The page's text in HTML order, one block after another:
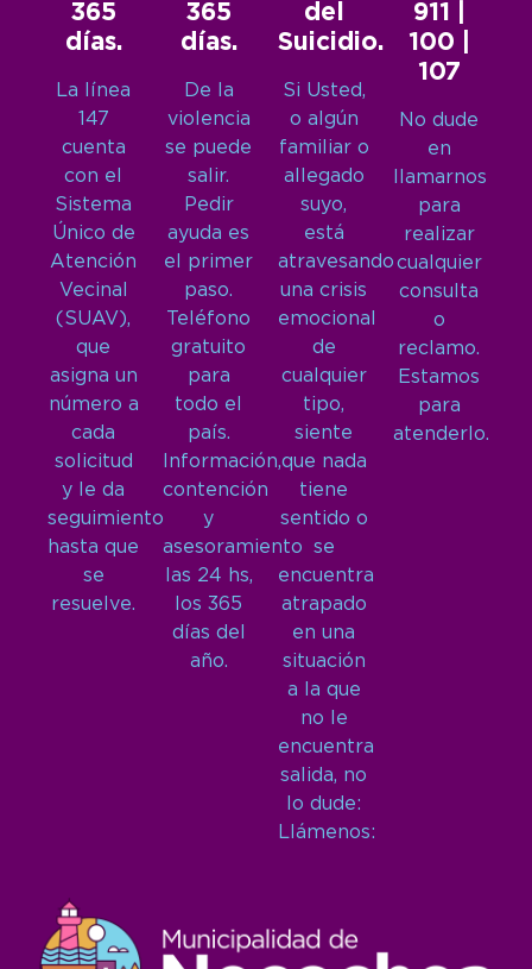
365
días.
La línea
147
cuenta
con el
Sistema
Único de
Atención
Vecinal
(SUAV),
que
asigna un
número a
cada
solicitud
y le da
seguimiento
hasta que
se
resuelve.
365
días.
De la
violencia
se puede
salir.
Pedir
ayuda es
el primer
paso.
Teléfono
gratuito
para
todo el
país.
Información,
contención
y
asesoramiento
las 24 hs,
los 365
días del
año.
del
Suicidio.
Si Usted,
o algún
familiar o
allegado
suyo,
está
atravesando
una crisis
emocional
de
cualquier
tipo,
siente
que nada
tiene
sentido o
se
encuentra
atrapado
en una
situación
a la que
no le
encuentra
salida, no
lo dude:
Llámenos:
911 |
100 |
107
No dude
en
llamarnos
para
realizar
cualquier
consulta
o
reclamo.
Estamos
para
atenderlo.